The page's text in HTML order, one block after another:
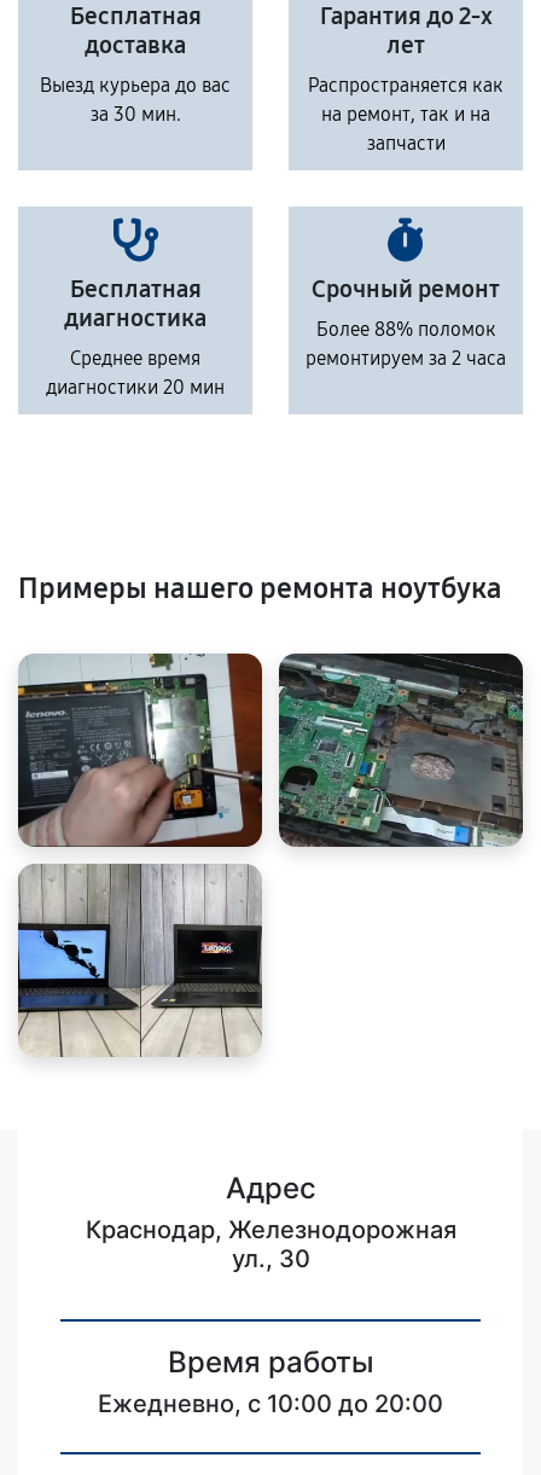
Бесплатная
доставка
Выезд курьера до вас
за 30 мин.
Гарантия до 2-х
лет
Распространяется как
на ремонт, так и на
запчасти
Бесплатная
диагностика
Среднее время
диагностики 20 мин
Срочный ремонт
Более 88% поломок
ремонтируем за 2 часа
Примеры нашего ремонта ноутбука
Адрес
Краснодар, Железнодорожная
ул., 30
Время работы
Ежедневно, с 10:00 до 20:00